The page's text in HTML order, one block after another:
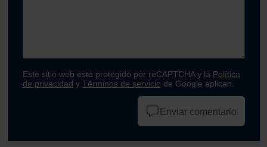
Este sitio web está protegido por reCAPTCHA y la Política
de privacidad y Términos de servicio de Google aplican.
Enviar comentario